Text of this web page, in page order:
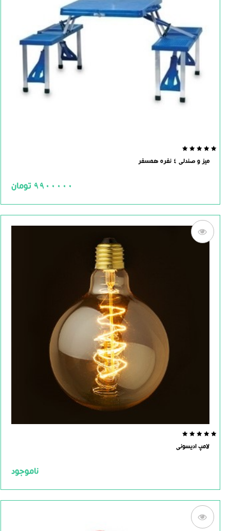
out
میز و صندلی 4 نفره همسفر
9900000 تومان
out
لامپ ادیسونی
ناموجود